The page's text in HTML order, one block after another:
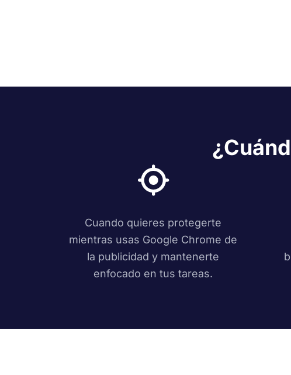
Cuando quieres protegerte
mientras usas Google Chrome de
la publicidad y mantenerte
enfocado en tus tareas.